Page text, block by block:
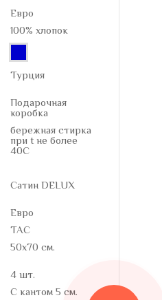
Евро
100% хлопок
Турция
Подарочная
коробка
бережная стирка
при t не более
40С
Сатин DELUX
Евро
TAC
50х70 см.
4 шт.
С кантом 5 см.